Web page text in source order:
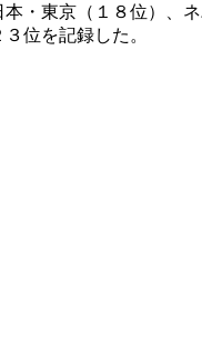
・東京（１８位）、
位を記録した。